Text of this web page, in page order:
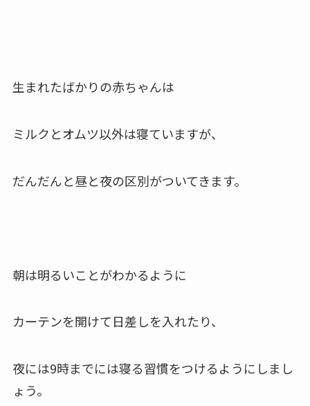
生まれたばかりの赤ちゃんは
ミルクとオムツ以外は寝ていますが、
だんだんと昼と夜の区別がついてきます。
朝は明るいことがわかるように
カーテンを開けて日差しを入れたり、
夜には9時までには寝る習慣をつけるようにしまし
ょう。